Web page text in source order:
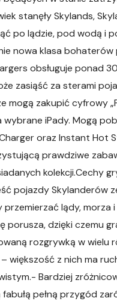
stanęły Skylands,
po lądzie, pod wodą i
nowa klasa
obsługuje ponad
zasiąść za sterami
mogą zakupić cyfrowy
wybrane iPady. Mogą
oraz Instant Hot
prawdziwe
kolekcji.Cechy
pojazdy
lądy, morza
porusza, dzięki czemu
rozgrywką w wielu
większość z nich ma
Bardziej
pełną przygód